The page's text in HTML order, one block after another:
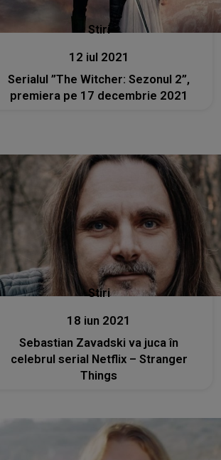
Stiri
12 iul 2021
Serialul ”The Witcher: Sezonul 2”,
premiera pe 17 decembrie 2021
Stiri
18 iun 2021
Sebastian Zavadski va juca în
celebrul serial Netflix – Stranger
Things